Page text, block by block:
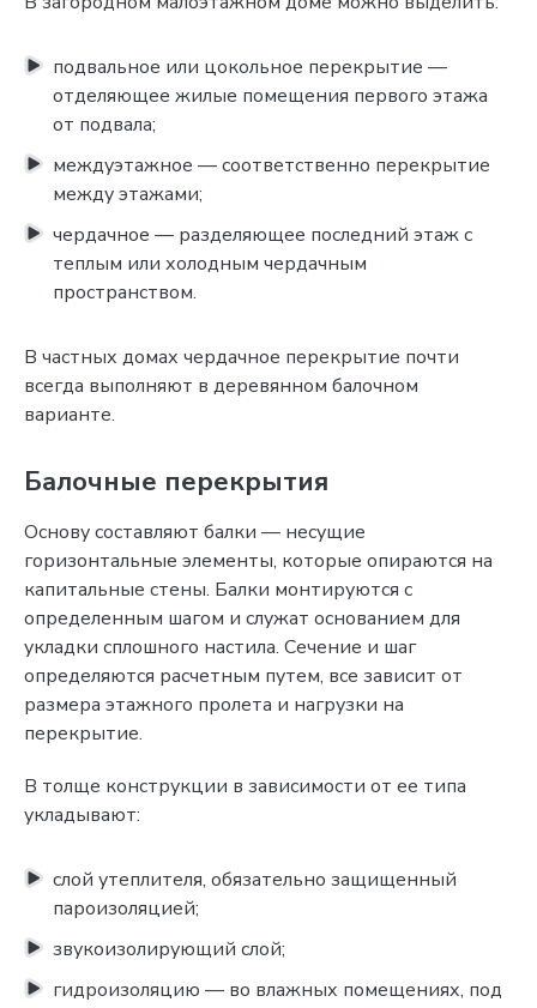
подвальное или цокольное перекрытие —
отделяющее жилые помещения первого этажа
от подвала;
междуэтажное — соответственно перекрытие
между этажами;
чердачное — разделяющее последний этаж с
теплым или холодным чердачным
пространством.
В частных домах чердачное перекрытие почти
всегда выполняют в деревянном балочном
варианте.
Балочные перекрытия
Основу составляют балки — несущие
горизонтальные элементы, которые опираются на
капитальные стены. Балки монтируются с
определенным шагом и служат основанием для
укладки сплошного настила. Сечение и шаг
определяются расчетным путем, все зависит от
размера этажного пролета и нагрузки на
перекрытие.
В толще конструкции в зависимости от ее типа
укладывают:
слой утеплителя, обязательно защищенный
пароизоляцией;
звукоизолирующий слой;
гидроизоляцию — во влажных помещениях, под